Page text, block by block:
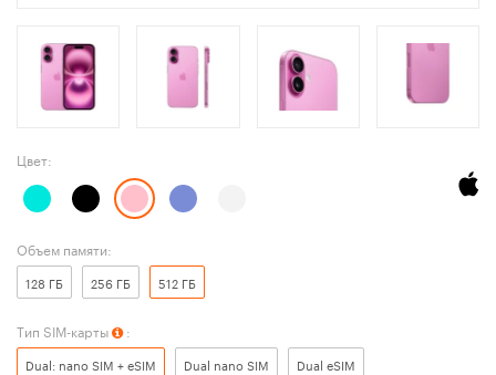
Цвет:
Объем памяти:
128 ГБ 256 ГБ 512 ГБ
Тип SIM-карты :
Dual: nano SIM + eSIM Dual nano SIM Dual eSIM